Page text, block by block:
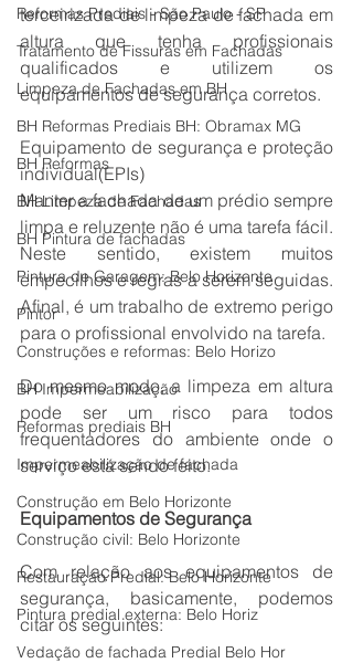
Reformas Prediais - São Paulo - SP
Tratamento de Fissuras em Fachadas
Limpeza de Fachadas em BH
BH Reformas Prediais BH: Obramax MG
BH Reformas
BH Limpeza de Fachadas
BH Pintura de fachadas
Pintura de Garagem: Belo Horizonte
Pintor
Construções e reformas: Belo Horizo
BH Impermeabilização
Reformas prediais BH
Impermeabilização de fachada
Construção em Belo Horizonte
Construção civil: Belo Horizonte
Restauração Predial: Belo Horizonte
Pintura predial externa: Belo Horiz
Vedação de fachada Predial Belo Hor
terceirizada de limpeza de fachada em
altura que tenha profissionais
qualificados e utilizem os
equipamentos de segurança corretos.
Equipamento de segurança e proteção
individual(EPIs)
Manter a fachada de um prédio sempre
limpa e reluzente não é uma tarefa fácil.
Neste sentido, existem muitos
empecilhos e regras a serem seguidas.
Afinal, é um trabalho de extremo perigo
para o profissional envolvido na tarefa.
Do mesmo modo, a limpeza em altura
pode ser um risco para todos
frequentadores do ambiente onde o
serviço está sendo feito.
Equipamentos de Segurança
Com relação aos equipamentos de
segurança, basicamente, podemos
citar os seguintes: